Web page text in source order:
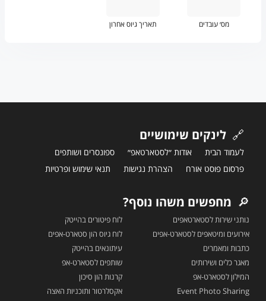
מס׳ עובדים תאריך גיוס אחרון
🔗 לינקים שימושיים
לעמוד הבית אודות ״לסטארטאפ״
ספונסרים ושותפים
פרסום פוסט אורח
הצהרת נגישות תנאי שימוש ופרטיות
🔎 מחפשים משהו נוסף?
נותני שירות לסטארטאפים
אירועים ומיטאפים לסטארט-אפים
כתבות ומאמרים
מאגר כלים ושירותים
המילון לסטארט-אפ
Event Photo Sharing
לוח פיטורים בהייטק
לוח גיוס הון סטארט-אפים
עיתונאים בהייטק
שותפים לסטארט-אפ
קרנות הון סיכון
אקסלרטור ותוכניות האצה